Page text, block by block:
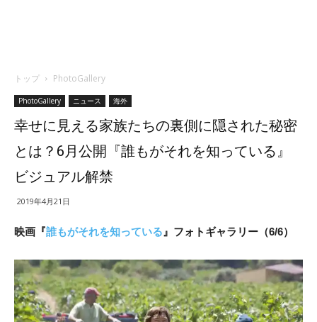
トップ PhotoGallery
PhotoGallery ニュース 海外
幸せに見える家族たちの裏側に隠された秘密
とは？6月公開『誰もがそれを知っている』
ビジュアル解禁
2019年4月21日
映画『誰もがそれを知っている 』フォトギャラリー（6/6）